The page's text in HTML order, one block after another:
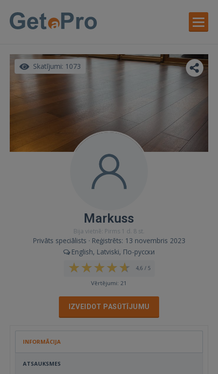
Skatījumi: 1073
Markuss
Bija vietnē: Pirms 1 d. 8 st.
Privāts speciālists · Reģistrēts: 13 novembris 2023
English, Latviski, По-русски
4,6 / 5
Vērtējumi: 21
IZVEIDOT PASŪTĪJUMU
INFORMĀCIJA
ATSAUKSMES